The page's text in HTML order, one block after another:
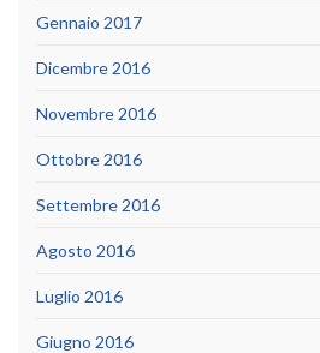
Gennaio 2017
Dicembre 2016
Novembre 2016
Ottobre 2016
Settembre 2016
Agosto 2016
Luglio 2016
Giugno 2016